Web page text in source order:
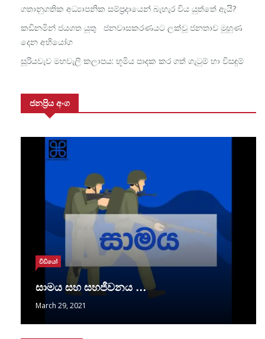
ගතානුගතික අධ්‍යාපනික සම්ප්‍රදායෙන් බැහැර විය යුත්තේ ඇයි?
කඩිනමින් ජයගත යුතු ජනවාසකරණයට ලක්වූ ජනතාව මුහුණ
දෙන අභියෝග
සූරියවැව මහවැලි කලාපය: භූමිය පාදක කර ගත් ගැටුම් හා විසඳුම්
ජනප්‍රිය අංග
වීඩියෝ
සාමය සහ සහජීවනය …
March 29, 2021